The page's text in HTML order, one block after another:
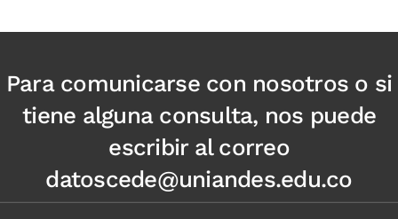
Para comunicarse con nosotros o si
tiene alguna consulta, nos puede
escribir al correo
datoscede@uniandes.edu.co